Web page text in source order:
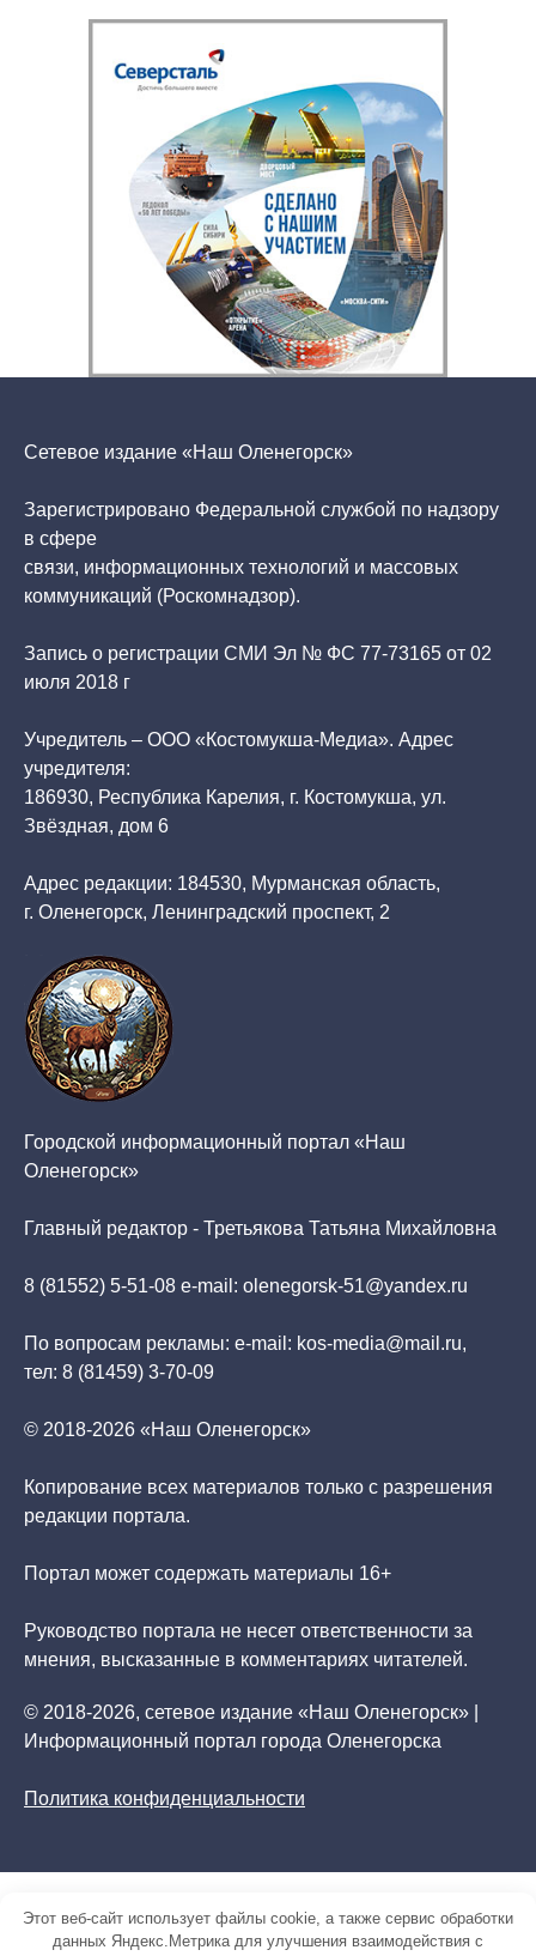
Сетевое издание «Наш Оленегорск»
Зарегистрировано Федеральной службой по надзору
в сфере
связи, информационных технологий и массовых
коммуникаций (Роскомнадзор).
Запись о регистрации СМИ Эл № ФС 77-73165 от 02
июля 2018 г
Учредитель – ООО «Костомукша-Медиа». Адрес
учредителя:
186930, Республика Карелия, г. Костомукша, ул.
Звёздная, дом 6
Адрес редакции: 184530, Мурманская область,
г. Оленегорск, Ленинградский проспект, 2
Городской информационный портал «Наш
Оленегорск»
Главный редактор - Третьякова Татьяна Михайловна
8 (81552) 5-51-08 e-mail: olenegorsk-51@yandex.ru
По вопросам рекламы: e-mail: kos-media@mail.ru,
тел: 8 (81459) 3-70-09
© 2018-2026 «Наш Оленегорск»
Копирование всех материалов только с разрешения
редакции портала.
Портал может содержать материалы 16+
Руководство портала не несет ответственности за
мнения, высказанные в комментариях читателей.
© 2018-2026, сетевое издание «Наш Оленегорск» |
Информационный портал города Оленегорска
Политика конфиденциальности
Этот веб-сайт использует файлы cookie, а также сервис обработки
данных Яндекс.Метрика для улучшения взаимодействия с